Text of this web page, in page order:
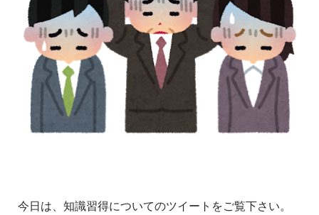
今日は、知識習得についてのツイートをご覧下さい。